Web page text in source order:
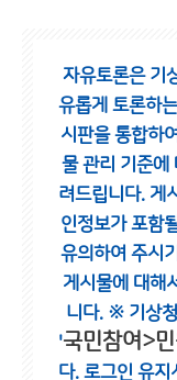
자유토론은 기
유롭게 토론하
시판을 통합하
물 관리 기준에
려드립니다. 게
인정보가 포함
유의하여 주시
게시물에 대해
니다. ※ 기상
'국민참여>
다. 로그인 유지